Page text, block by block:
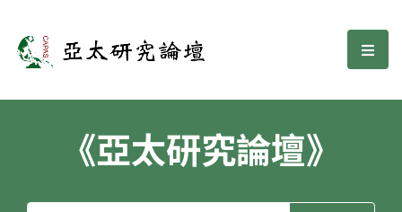
亞太研究論壇 選
《亞太研究論壇》